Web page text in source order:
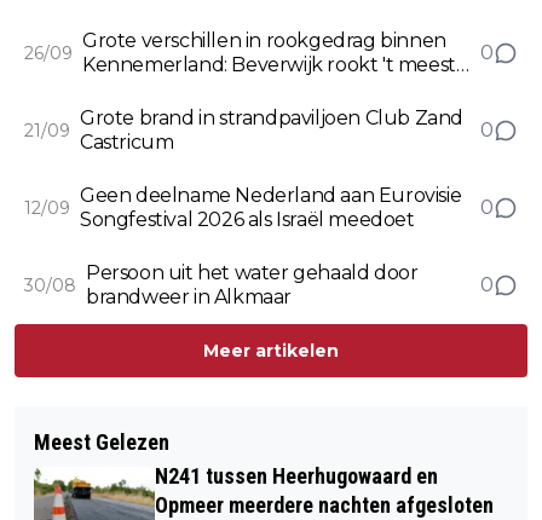
26/09
Grote verschillen in rookgedrag binnen
Kennemerland: Beverwijk rookt 't meest,
0
21/09
Grote brand in strandpaviljoen Club Zand
Castricum
0
12/09
Geen deelname Nederland aan Eurovisie
Songfestival 2026 als Israël meedoet
0
30/08
Persoon uit het water gehaald door
brandweer in Alkmaar
0
Meer artikelen
Meest Gelezen
N241 tussen Heerhugowaard en
Opmeer meerdere nachten afgesloten